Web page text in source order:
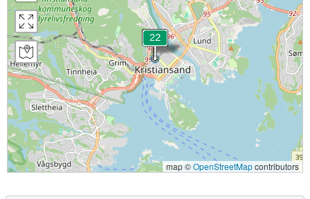
map ©OpenStreetMapcontributors